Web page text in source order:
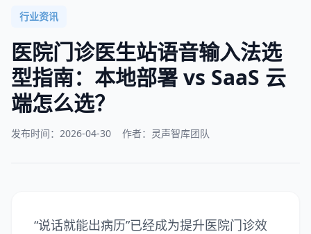
行业资讯
医院门诊医生站语音输入法选
型指南：本地部署 vs SaaS 云
端怎么选？
发布时间： 2026-04-30 作者：灵声智库团队
“说话就能出病历”已经成为提升医院门诊效